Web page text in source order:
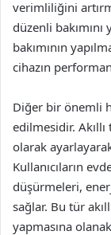
verimliliğini
düzenli bakımını
bakımının
cihazın
Diğer bir önemli
edilmesidir. Akıllı
olarak
Kullanıcıların
düşürmeleri,
sağlar. Bu tür
yapmasına